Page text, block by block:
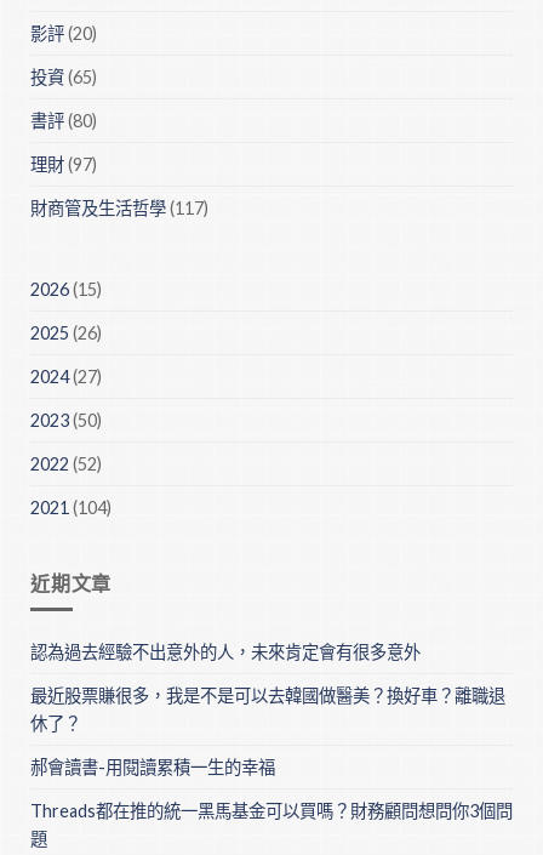
影評(20)
投資(65)
書評(80)
理財(97)
財商管及生活哲學(117)
2026(15)
2025 (26)
2024(27)
2023(50)
2022 (52)
2021 (104)
近期文章
認為過去經驗不出意外的人，未來肯定會有很多意外
最近股票賺很多，我是不是可以去韓國做醫美？換好車？離職退
休了？
郝會讀書-用閱讀累積一生的幸福
Threads都在推的統一黑馬基金可以買嗎？財務顧問想問你3個問
題